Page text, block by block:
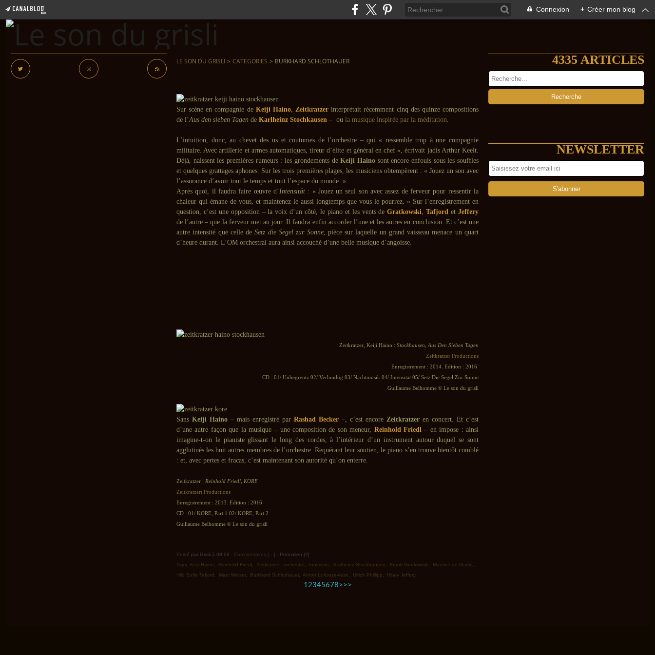
Connexion + Créer mon blog
LE SON DU GRISLI > CATEGORIES > BURKHARD SCHLOTHAUER
Sur scène en compagnie de Keiji Haino,Zeitkratzer interprétait récemment cinq des quinze compositions
de l’Aus den sieben Tagen de Karlheinz Stochkausen – ou la musique inspirée par la méditation.
L’intuition, donc, au chevet des us et coutumes de l’orchestre – qui « ressemble trop à une compagnie
militaire. Avec artillerie et armes automatiques, tireur d’élite et général en chef », écrivait jadis Arthur Keelt.
Déjà, naissent les premières rumeurs : les grondements deKeiji Hainosont encore enfouis sous les souffles
et quelques grattages aphones. Sur les trois premières plages, les musiciens obtempèrent : « Jouez un son avec
l’assurance d’avoir tout le temps et tout l’espace du monde. »
Après quoi, il faudra faire œuvre d’Intensität: « Jouez un seul son avec assez de ferveur pour ressentir la
chaleur qui émane de vous, et maintenez-le aussi longtemps que vous le pourrez. » Sur l’enregistrement en
question, c’est une opposition – la voix d’un côté, le piano et les vents deGratkowski,Tafjord etJeffery
de l’autre – que la ferveur met au jour. Il faudra enfin accorder l’une et les autres en conclusion. Et c’est une
autre intensité que celle deSetz die Segel zur Sonne, pièce sur laquelle un grand vaisseau menace un quart
d’heure durant. L’OM orchestral aura ainsi accouché d’une belle musique d’angoisse.
Zeitkratzer, Keiji Haino : Stockhausen, Aus Den Sieben Tagen
Zeitkratzer Productions
Enregistrement : 2014. Edition : 2016.
CD : 01/ Unbegrentz 02/ Verbindug 03/ Nachtmusik 04/ Intensität 05/ Setz Die Segel Zur Sonne
Guillaume Belhomme © Le son du grisli
Sans Keiji Haino – mais enregistré par Rashad Becker –, c’est encore Zeitkratzer en concert. Et c’est
d’une autre façon que la musique – une composition de son meneur, Reinhold Friedl – en impose : ainsi
imagine-t-on le pianiste glissant le long des cordes, à l’intérieur d’un instrument autour duquel se sont
agglutinés les huit autres membres de l’orchestre. Requérant leur soutien, le piano s’en trouve bientôt comblé
: et, avec pertes et fracas, c’est maintenant son autorité qu’on enterre.
Zeitkratzer : Reinhold Friedl, KORE
Zeitkratzert Productions
Enregistrement : 2013. Edition : 2016
CD : 01/ KORE, Part 1 02/ KORE, Part 2
Guillaume Belhomme © Le son du grisli
Posté par Grisli à 08:09 - Commentaires [ ] - Permalien [#]
Tags: Keiji Haino Reinhold Friedl Zeitkratzer, orchestre bruitisme Karlheinz Stockhausen Frank Gratkowski Maurice de Martin
Hild Sofie Tafjord
Marc Weiser, Burkhard Schlothauer, Anton Lukoszevieze Ulrich Phillipp Hilary Jeffery
123456 78>>>
4335 ARTICLES
NEWSLETTER